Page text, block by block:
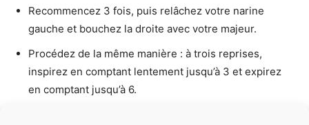
Recommencez 3 fois, puis relâchez votre narine
gauche et bouchez la droite avec votre majeur.
Procédez de la même manière : à trois reprises,
inspirez en comptant lentement jusqu’à 3 et expirez
en comptant jusqu’à 6.